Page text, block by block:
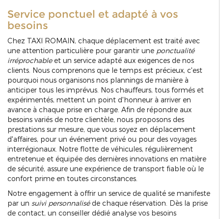
Service ponctuel et adapté à vos
besoins
Chez TAXI ROMAIN, chaque déplacement est traité avec
une attention particulière pour garantir une ponctualité
irréprochableet un service adapté aux exigences de nos
clients. Nous comprenons que le temps est précieux, c'est
pourquoi nous organisons nos plannings de manière à
anticiper tous les imprévus. Nos chauffeurs, tous formés et
expérimentés, mettent un point d'honneur à arriver en
avance à chaque prise en charge. Afin de répondre aux
besoins variés de notre clientèle, nous proposons des
prestations sur mesure, que vous soyez en déplacement
d'affaires, pour un événement privé ou pour des voyages
interrégionaux. Notre flotte de véhicules, régulièrement
entretenue et équipée des dernières innovations en matière
de sécurité, assure une expérience de transport fiable où le
confort prime en toutes circonstances.
Notre engagement à offrir un service de qualité se manifeste
par un suivi personnaliséde chaque réservation. Dès la prise
de contact, un conseiller dédié analyse vos besoins